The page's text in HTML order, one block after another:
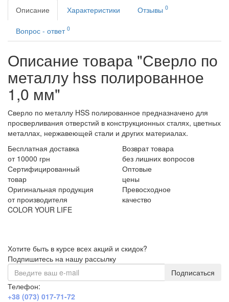
Описание
Характеристики Отзывы 0
Вопрос - ответ 0
Описание товара "Сверло по
металлу hss полированное
1,0 мм"
Сверло по металлу HSS полированное предназначено для
просверливания отверстий в конструкционных сталях, цветных
металлах, нержавеющей стали и других материалах.
Бесплатная доставка
от 10000 грн
Возврат товара
без лишних вопросов
Сертифицированный
товар
Оптовые
цены
Оригинальная продукция
от производителя
Превосходное
качество
COLOR YOUR LIFE
Хотите быть в курсе всех акций и скидок?
Подпишитесь на нашу рассылку
Подписаться
Телефон:
+38 (073) 017-71-72